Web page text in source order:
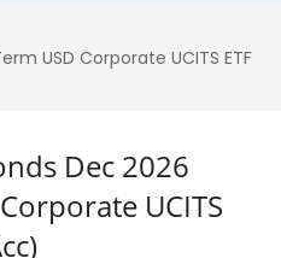
Dec 2026
UCITS